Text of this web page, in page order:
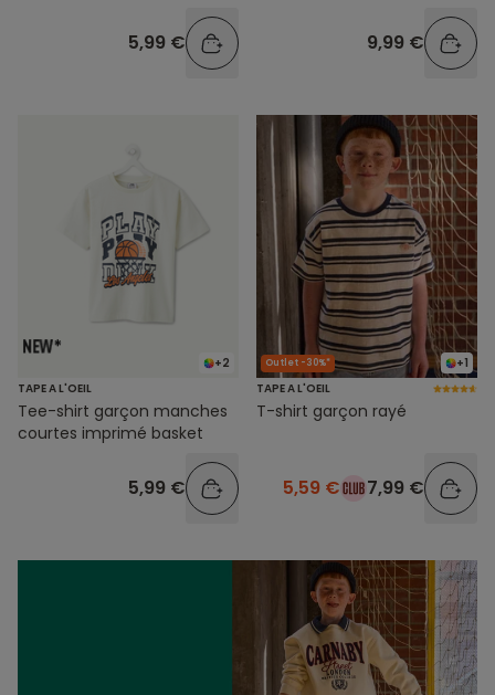
5,99 € 9,99 €
+2
TAPE A L'OEIL
Tee-shirt garçon manches
courtes imprimé basket
5,99 €
+1
Outlet -30%*
TAPE A L'OEIL
T-shirt garçon rayé
5,59 € 7,99 €